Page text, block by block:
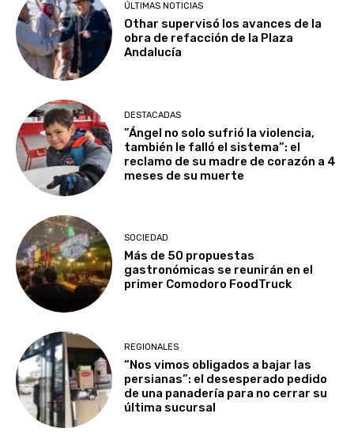
ÚLTIMAS NOTICIAS
Othar supervisó los avances de la
obra de refacción de la Plaza
Andalucía
DESTACADAS
​”Ángel no solo sufrió la violencia,
también le falló el sistema”: el
reclamo de su madre de corazón a 4
meses de su muerte
SOCIEDAD
Más de 50 propuestas
gastronómicas se reunirán en el
primer Comodoro FoodTruck
REGIONALES
“Nos vimos obligados a bajar las
persianas”: el desesperado pedido
de una panadería para no cerrar su
última sucursal